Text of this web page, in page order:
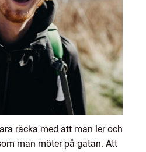
räcka med att man ler och
man möter på gatan. Att